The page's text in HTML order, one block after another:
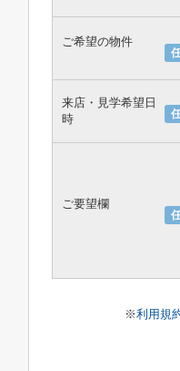
ご希望の物件
来店・見学希望日
時
ご要望欄
※利用規